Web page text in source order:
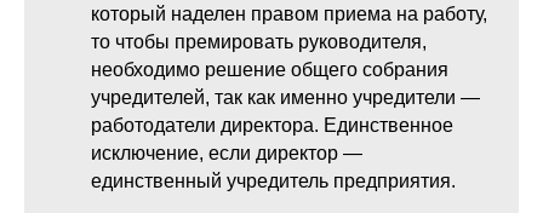
который наделен правом приема на работу,
то чтобы премировать руководителя,
необходимо решение общего собрания
учредителей, так как именно учредители —
работодатели директора. Единственное
исключение, если директор —
единственный учредитель предприятия.